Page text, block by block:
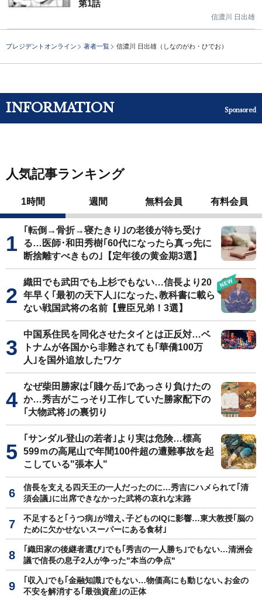
第1話
信濃川 日出雄
プレジデントオンライン 著者一覧 信濃川 日出雄（しなのがわ・ひでお）
INFORMATION Sponsored
人気記事ランキング
1時間 週間 無料会員 有料会員
｢転倒→骨折→寝たきり｣の老後が待ち受け
る…医師･和田秀樹｢60代になったら真っ先に
断捨離すべきもの｣【定年後の黄金期3選】
織田でも武田でも上杉でもない…信長より20
年早く｢最初の天下人｣になった､教科書に載ら
ない戦国武将の名前【豊臣兄弟！3選】
中国系住民を同化させたタイとは正反対…ベ
トナムが各国から非難されても｢華僑100万
人｣を国外追放したワケ
なぜ柴田勝家は｢賤ケ岳｣であっさり負けたの
か…秀吉がこっそり工作していた勝家配下の
｢大物武将｣の裏切り
｢サンダル登山の若者｣より実は危険…標高
599ｍの高尾山で年間100件超の遭難事故を起
こしている"張本人"
信長を支える四天王の一人だったのに…秀吉にハメられて｢清
須会議｣に出席できなかった武将の哀れな末路
不足すると｢うつ病｣が増え､子どものIQに影響…東大教授｢脳の
ために欠かせないスーパーにある食材｣
｢織田家の後継者選び｣でも｢秀吉の一人勝ち｣でもない…清洲会
議で信長の息子2人が争った"本当の争点"
｢収入｣でも｢金融知識｣でもない…物価高にも動じない､お金の
不安を解消する｢最強資産｣の正体